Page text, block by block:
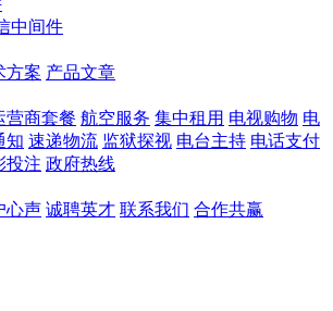
中间件
方案 产品文章
营商套餐 航空服务 集中租用 电视购物 电
知 速递物流 监狱探视 电台主持 电话支付
投注 政府热线
心声 诚聘英才 联系我们 合作共赢